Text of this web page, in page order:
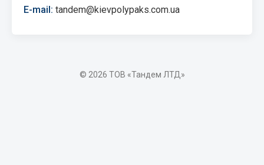
E-mail: tandem@kievpolypaks.com.ua
© 2026 ТОВ «Тандем ЛТД»